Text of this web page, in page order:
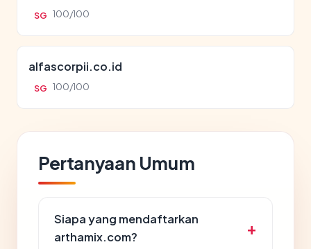
SG 100/100
alfascorpii.co.id
SG 100/100
Pertanyaan Umum
Siapa yang mendaftarkan
arthamix.com?